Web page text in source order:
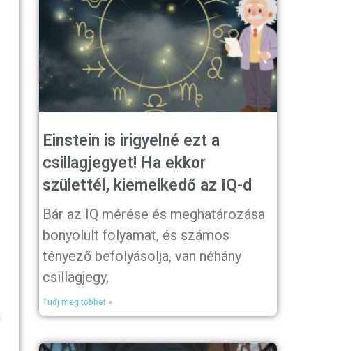
Einstein is irigyelné ezt a
csillagjegyet! Ha ekkor
születtél, kiemelkedő az IQ-d
Bár az IQ mérése és meghatározása
bonyolult folyamat, és számos
tényező befolyásolja, van néhány
csillagjegy,
Tudj meg többet »